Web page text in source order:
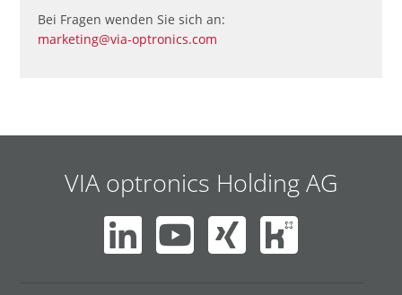
Bei Fragen wenden Sie sich an:
marketing@via-optronics.com
VIA optronics Holding AG